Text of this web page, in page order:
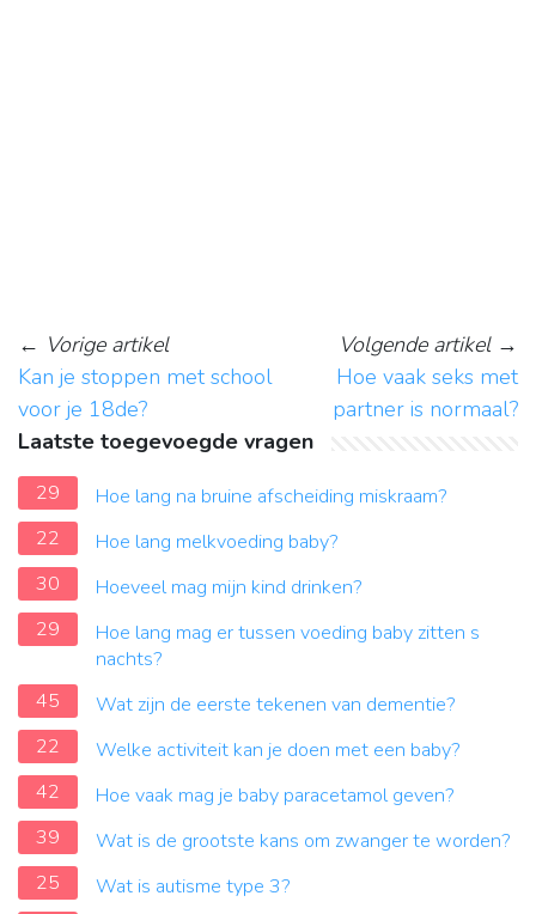
← Vorige artikel
Kan je stoppen met school
voor je 18de?
Volgende artikel→
Hoe vaak seks met
partner is normaal?
Laatste toegevoegde vragen
29
Hoe lang na bruine afscheiding miskraam?
22
Hoe lang melkvoeding baby?
30
Hoeveel mag mijn kind drinken?
29
Hoe lang mag er tussen voeding baby zitten s
nachts?
45
Wat zijn de eerste tekenen van dementie?
22
Welke activiteit kan je doen met een baby?
42
Hoe vaak mag je baby paracetamol geven?
39
Wat is de grootste kans om zwanger te worden?
25
Wat is autisme type 3?